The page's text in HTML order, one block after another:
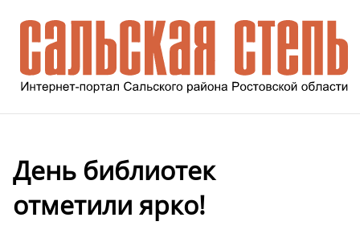
День библиотек
отметили ярко!